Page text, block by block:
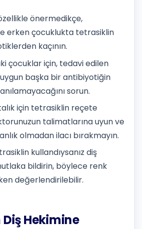
önermedikçe,
erken çocuklukta tetrasiklin
kaçının.
çocuklar için, tedavi edilen
başka bir antibiyotiğin
sorun.
için tetrasiklin reçete
talimatlarına uyun ve
olmadan ilacı bırakmayın.
kullandıysanız diş
bildirin, böylece renk
değerlendirilebilir.
Hekimine